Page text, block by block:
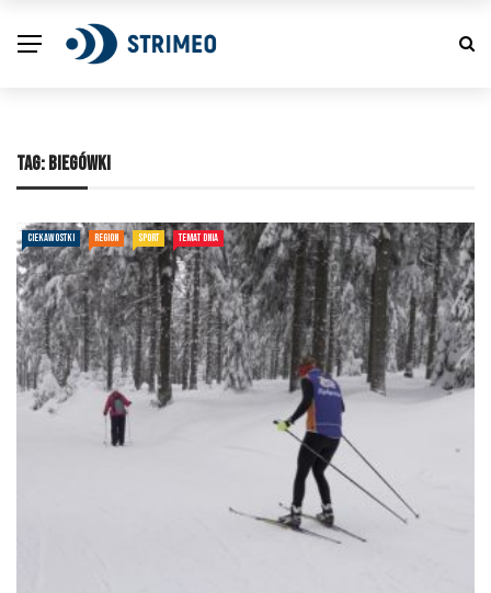
TAG: BIEGÓWKI
CIEKAWOSTKI REGION SPORT TEMAT DNIA